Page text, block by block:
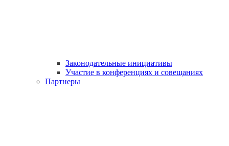
Законодательные инициативы
Участие в конференциях и совещаниях
Партнеры